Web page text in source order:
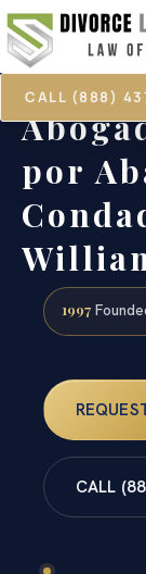
CALL (888)
por
1997
CALL